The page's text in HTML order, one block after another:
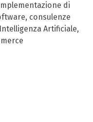
di
consulenze
Artificiale,